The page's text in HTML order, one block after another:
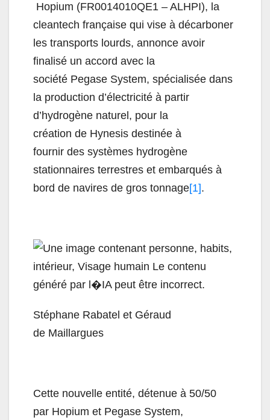
Hopium (FR0014010QE1 – ALHPI), la
cleantech française qui vise à décarboner
les transports lourds, annonce avoir
finalisé un accord avec la
société Pegase System, spécialisée dans
la production d’électricité à partir
d’hydrogène naturel, pour la
création de Hynesis destinée à
fournir des systèmes hydrogène
stationnaires terrestres et embarqués à
bord de navires de gros tonnage[1].
Stéphane Rabatel et Géraud
de Maillargues
Cette nouvelle entité, détenue à 50/50
par Hopium et Pegase System,